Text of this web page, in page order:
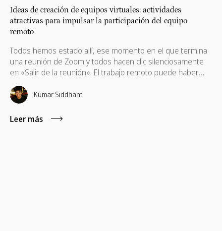
Ideas de creación de equipos virtuales: actividades
atractivas para impulsar la participación del equipo
remoto
Todos hemos estado allí, ese momento en el que termina
una reunión de Zoom y todos hacen clic silenciosamente
en «Salir de la reunión». El trabajo remoto puede haber
redefinido la forma en que colaboramos, pero no ha
cambiado lo que más anhelamos: una conexión humana
real. Ahí es donde las ideas de creación de equipos
virtuales marcan la diferencia. Si se hacen bien, van más
Kumar Siddhant
Leer más